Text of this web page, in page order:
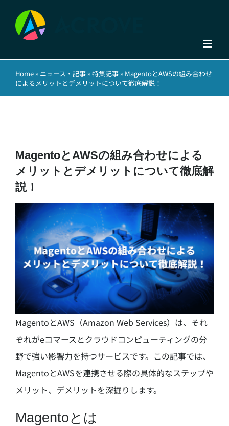
content
Home » ニュース・記事 »特集記事 » MagentoとAWSの組み合わせ
によるメリットとデメリットについて徹底解説！
MagentoとAWSの組み合わせによる
メリットとデメリットについて徹底解
説！
MagentoとAWS（Amazon Web Services）は、それ
ぞれがeコマースとクラウドコンピューティングの分
野で強い影響力を持つサービスです。この記事では、
MagentoとAWSを連携させる際の具体的なステップや
メリット、デメリットを深掘りします。
Magentoとは